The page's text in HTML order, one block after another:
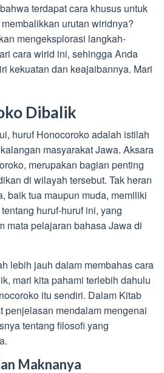
terdapat cara khusus untuk
urutan wiridnya?
mengeksplorasi langkah-
cara wirid ini, sehingga Anda
kekuatan dan keajaibannya. Mari
Dibalik
huruf Honocoroko adalah istilah
masyarakat Jawa. Aksara
merupakan bagian penting
di wilayah tersebut. Tak heran
baik tua maupun muda, memiliki
huruf-huruf ini, yang
mata pelajaran bahasa Jawa di
lebih jauh dalam membahas cara
mari kita pahami terlebih dahulu
itu sendiri. Dalam Kitab
penjelasan mendalam mengenai
tentang filosofi yang
Maknanya